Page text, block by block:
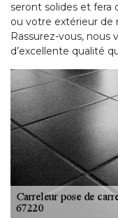
seront solides et fera
ou votre extérieur de
Rassurez-vous, nous
d’excellente qualité